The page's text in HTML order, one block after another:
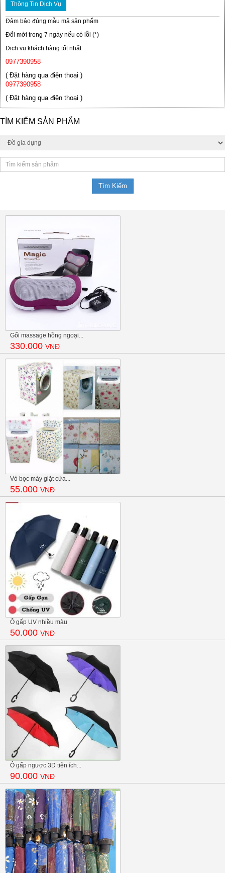
Thông Tin Dịch Vụ
Đảm bảo đúng mẫu mã sản phẩm
Đổi mới trong 7 ngày nếu có lỗi (*)
Dịch vụ khách hàng tốt nhất
0977390958
( Đặt hàng qua điện thoại )
0977390958
( Đặt hàng qua điện thoại )
TÌM KIẾM SẢN PHẨM
Gối massage hồng ngoại...
330.000 VNĐ
Vỏ bọc máy giặt cửa...
55.000 VNĐ
Ô gấp UV nhiều màu
50.000 VNĐ
Ô gấp ngược 3D tiện ích...
90.000 VNĐ